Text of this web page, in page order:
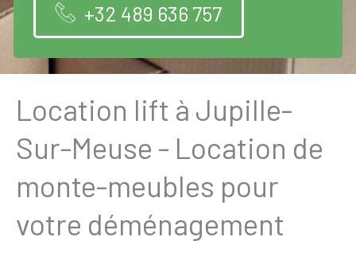
+32 489 636 757
Location lift à Jupille-
Sur-Meuse - Location de
monte-meubles pour
votre déménagement